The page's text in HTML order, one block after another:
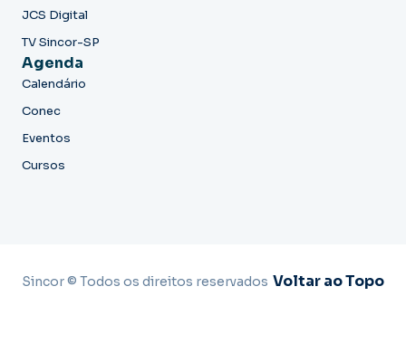
JCS Digital
TV Sincor-SP
Agenda
Calendário
Conec
Eventos
Cursos
Sincor © Todos os direitos reservados Voltar ao Topo